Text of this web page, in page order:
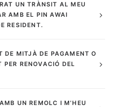
UN TRÀNSIT AL MEU
AMB EL PIN AWAI
RESIDENT.
DE MITJÀ DE PAGAMENT O
RENOVACIÓ DEL
UN REMOLC I M’HEU